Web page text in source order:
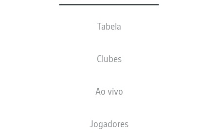
Tabela
Clubes
Ao vivo
Jogadores
ESCALAÇÕES